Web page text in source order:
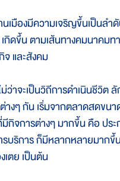
องมีความเจริญขึ้นเป็นลำดั
เกิดขึ้น ตามเส้นทางคมนาค
และสังคม
ะเป็นวิถีการดำเนินชีวิต ลั
ๆ กัน เริ่มจากตลาดสดขนา
จการต่างๆ มากขึ้น คือ ปร
บริการ ก็มีหลากหลายมาก
ตย เป็นต้น